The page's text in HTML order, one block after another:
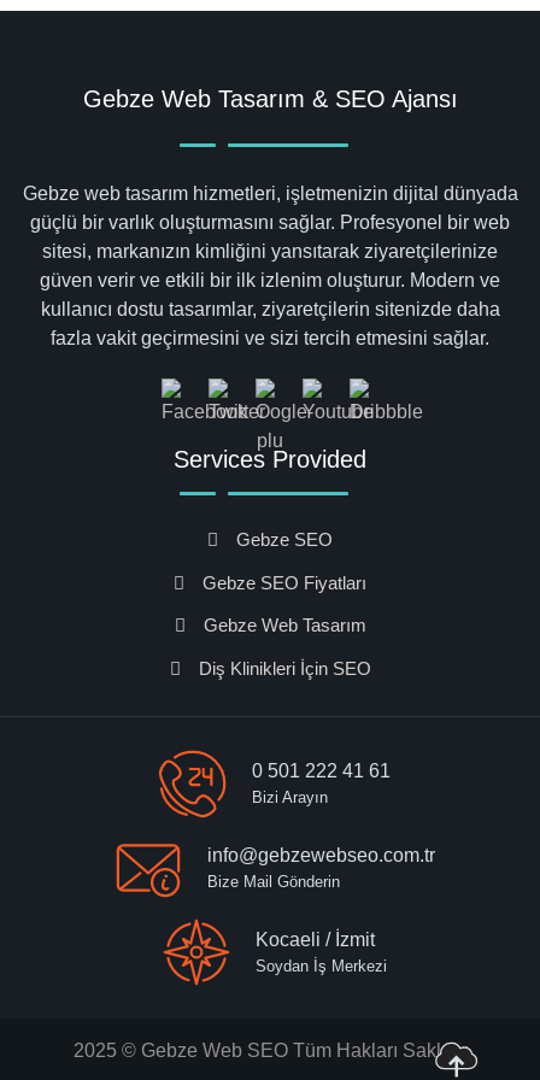
Gebze Web Tasarım & SEO Ajansı
Gebze web tasarım hizmetleri, işletmenizin dijital dünyada
güçlü bir varlık oluşturmasını sağlar. Profesyonel bir web
sitesi, markanızın kimliğini yansıtarak ziyaretçilerinize
güven verir ve etkili bir ilk izlenim oluşturur. Modern ve
kullanıcı dostu tasarımlar, ziyaretçilerin sitenizde daha
fazla vakit geçirmesini ve sizi tercih etmesini sağlar.
Services Provided
Gebze SEO
Gebze SEO Fiyatları
Gebze Web Tasarım
Diş Klinikleri İçin SEO
0 501 222 41 61
Bizi Arayın
info@gebzewebseo.com.tr
Bize Mail Gönderin
Kocaeli / İzmit
Soydan İş Merkezi
2025 © Gebze Web SEO Tüm Hakları Saklıdır